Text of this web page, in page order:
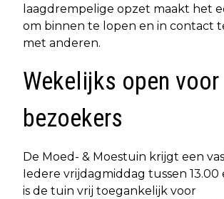
laagdrempelige opzet maakt het
om binnen te lopen en in contact
met anderen.
Wekelijks open voor
bezoekers
De Moed- & Moestuin krijgt een
Iedere vrijdagmiddag tussen 13.00
is de tuin vrij toegankelijk voor